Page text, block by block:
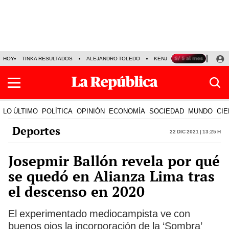
HOY TINKA RESULTADOS ALEJANDRO TOLEDO KENJI FUJIMORI
LO ÚLTIMO POLÍTICA OPINIÓN ECONOMÍA SOCIEDAD MUNDO
Deportes 22 Dic 2021 | 13:25 h
Josepmir Ballón revela por qué
se quedó en Alianza Lima tras
el descenso en 2020
El experimentado mediocampista ve con
buenos ojos la incorporación de la ‘Sombra’